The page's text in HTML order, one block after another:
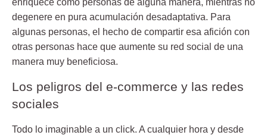
enriquece como personas de alguna manera, mientras no
degenere en pura acumulación desadaptativa. Para
algunas personas, el hecho de compartir esa afición con
otras personas hace que aumente su red social de una
manera muy beneficiosa.
Los peligros del e-commerce y las redes
sociales
Todo lo imaginable a un click. A cualquier hora y desde